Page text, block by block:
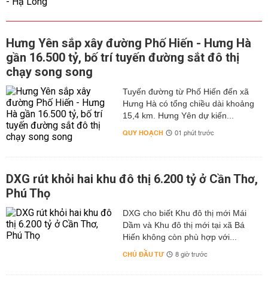
Hưng Yên sắp xây đường Phố Hiến - Hưng Hà
gần 16.500 tỷ, bố trí tuyến đường sắt đô thị
chạy song song
Tuyến đường từ Phố Hiến đến xã
Hưng Hà có tổng chiều dài khoảng
15,4 km. Hưng Yên dự kiến...
QUY HOẠCH 01 phút trước
DXG rút khỏi hai khu đô thị 6.200 tỷ ở Cần Thơ,
Phú Thọ
DXG cho biết Khu đô thị mới Mái
Dầm và Khu đô thị mới tại xã Bá
Hiến không còn phù hợp với...
CHỦ ĐẦU TƯ 8 giờ trước